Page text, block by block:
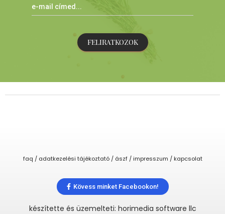
FELIRATKOZOK
faq / adatkezelési tájékoztató / ászf / impresszum / kapcsolat
Kövess minket Facebookon!
készítette és üzemelteti: horimedia software llc